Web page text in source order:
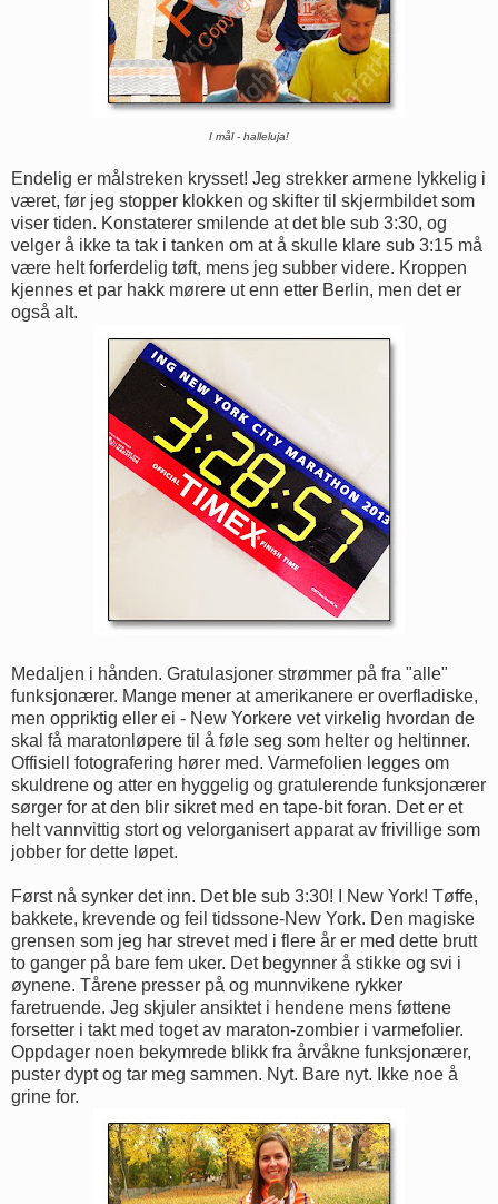
I mål - halleluja!
Endelig er målstreken krysset! Jeg strekker armene lykkelig i
været, før jeg stopper klokken og skifter til skjermbildet som
viser tiden. Konstaterer smilende at det ble sub 3:30, og
velger å ikke ta tak i tanken om at å skulle klare sub 3:15 må
være helt forferdelig tøft, mens jeg subber videre. Kroppen
kjennes et par hakk mørere ut enn etter Berlin, men det er
også alt.
Medaljen i hånden. Gratulasjoner strømmer på fra "alle"
funksjonærer. Mange mener at amerikanere er overfladiske,
men oppriktig eller ei - New Yorkere vet virkelig hvordan de
skal få maratonløpere til å føle seg som helter og heltinner.
Offisiell fotografering hører med. Varmefolien legges om
skuldrene og atter en hyggelig og gratulerende funksjonærer
sørger for at den blir sikret med en tape-bit foran. Det er et
helt vannvittig stort og velorganisert apparat av frivillige som
jobber for dette løpet.
Først nå synker det inn. Det ble sub 3:30! I New York! Tøffe,
bakkete, krevende og feil tidssone-New York. Den magiske
grensen som jeg har strevet med i flere år er med dette brutt
to ganger på bare fem uker. Det begynner å stikke og svi i
øynene. Tårene presser på og munnvikene rykker
faretruende. Jeg skjuler ansiktet i hendene mens føttene
forsetter i takt med toget av maraton-zombier i varmefolier.
Oppdager noen bekymrede blikk fra årvåkne funksjonærer,
puster dypt og tar meg sammen. Nyt. Bare nyt. Ikke noe å
grine for.